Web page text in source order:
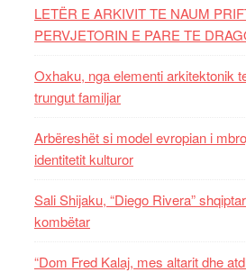
LETËR E ARKIVIT TE NAUM
PERVJETORIN E PARE TE
Oxhaku, nga elementi arkitektonik
trungut familjar
Arbëreshët si model evropian i
identitetit kulturor
Sali Shijaku, “Diego Rivera”
kombëtar
“Dom Fred Kalaj, mes altarit dhe